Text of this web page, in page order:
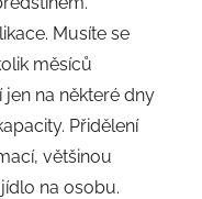
Musíte se
měsíců
jen na některé dny
Přidělení
většinou
na osobu.